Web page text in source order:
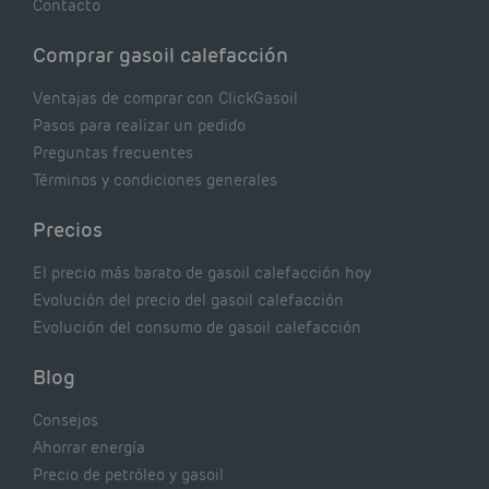
Contacto
Comprar gasoil calefacción
Ventajas de comprar con ClickGasoil
Pasos para realizar un pedido
Preguntas frecuentes
Términos y condiciones generales
Precios
El precio más barato de gasoil calefacción hoy
Evolución del precio del gasoil calefacción
Evolución del consumo de gasoil calefacción
Blog
Consejos
Ahorrar energía
Precio de petróleo y gasoil